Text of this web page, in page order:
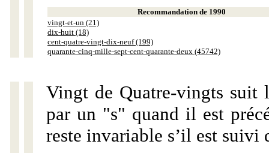
Recommandation de 1990
vingt-et-un (21)
dix-huit (18)
cent-quatre-vingt-dix-neuf (199)
quarante-cinq-mille-sept-cent-quarante-deux (45742)
Vingt de Quatre-vingts suit
par un "s" quand il est
reste invariable s’il est suivi